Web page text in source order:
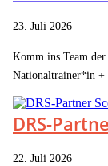
23. Juli 2026
Komm ins Team
Nationaltrainer*in +
DRS-
22. Juli 2026